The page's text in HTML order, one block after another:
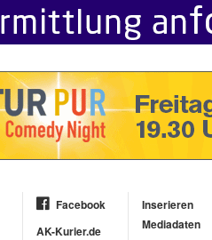
Facebook
AK-Kurier.de
Inserieren
Mediadaten